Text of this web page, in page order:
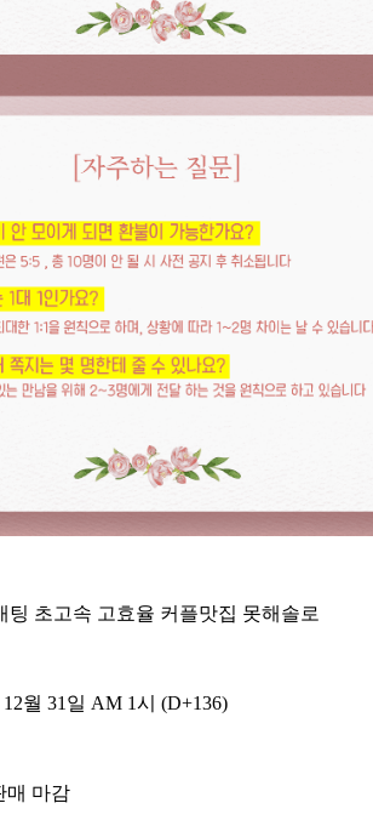
팅 초고속 고효율 커플맛집 못해솔로
월 31일 AM 1시 (D+136)
매 마감